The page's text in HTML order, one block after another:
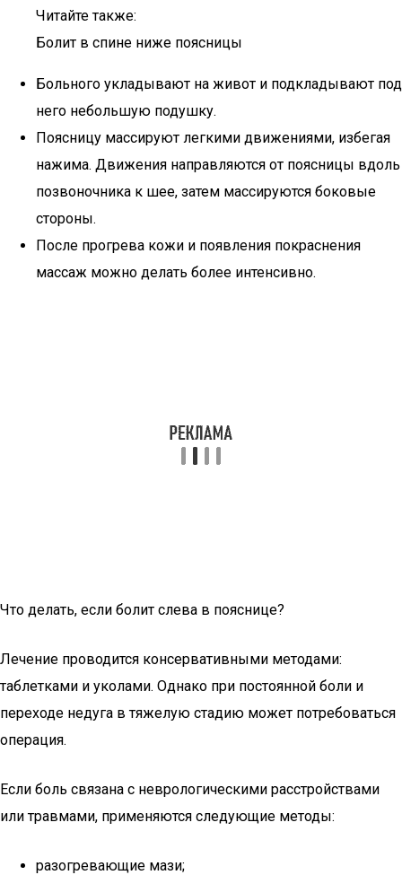
Читайте также:
Болит в спине ниже поясницы
Больного укладывают на живот и подкладывают под
него небольшую подушку.
Поясницу массируют легкими движениями, избегая
нажима. Движения направляются от поясницы вдоль
позвоночника к шее, затем массируются боковые
стороны.
После прогрева кожи и появления покраснения
массаж можно делать более интенсивно.
Что делать, если болит слева в пояснице?
Лечение проводится консервативными методами:
таблетками и уколами. Однако при постоянной боли и
переходе недуга в тяжелую стадию может потребоваться
операция.
Если боль связана с неврологическими расстройствами
или травмами, применяются следующие методы:
разогревающие мази;